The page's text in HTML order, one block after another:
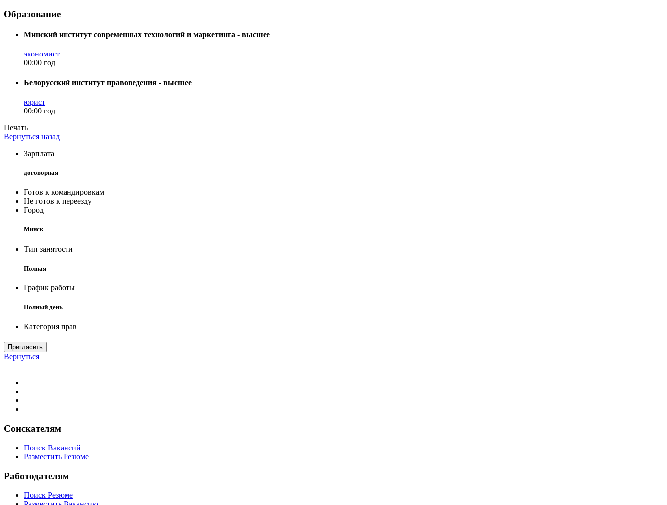
Образование
Минский институт современных технологий и маркетинга - высшее
экономист
00:00 год
Белорусский институт правоведения - высшее
юрист
00:00 год
Печать
Вернуться назад
Зарплата
договорная
Готов к командировкам
Не готов к переезду
Город
Минск
Тип занятости
Полная
График работы
Полный день
Категория прав
Пригласить
Вернуться
Соискателям
Поиск Вакансий
Разместить Резюме
Работодателям
Поиск Резюме